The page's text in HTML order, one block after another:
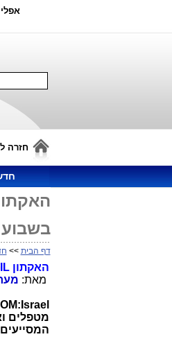
חזרה
דף הבית >>
האקתון
מאת:
מטפלים